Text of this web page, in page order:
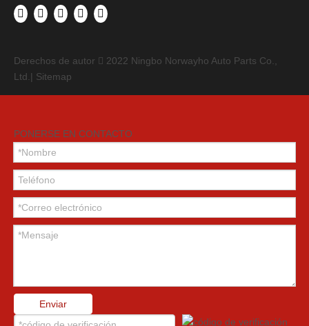
Derechos de autor  2022 Ningbo Norwayho Auto Parts Co.,
Ltd.| Sitemap
PONERSE EN CONTACTO
Enviar